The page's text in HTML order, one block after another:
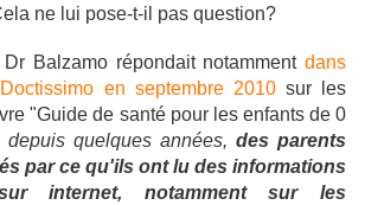
ne lui pose-t-il pas question?
Balzamo répondait notamment dans
en septembre 2010sur les
"Guide de santé pour les enfants de 0
depuis quelques années, des parents
par ce qu'ils ont lu des informations
internet, notamment sur les